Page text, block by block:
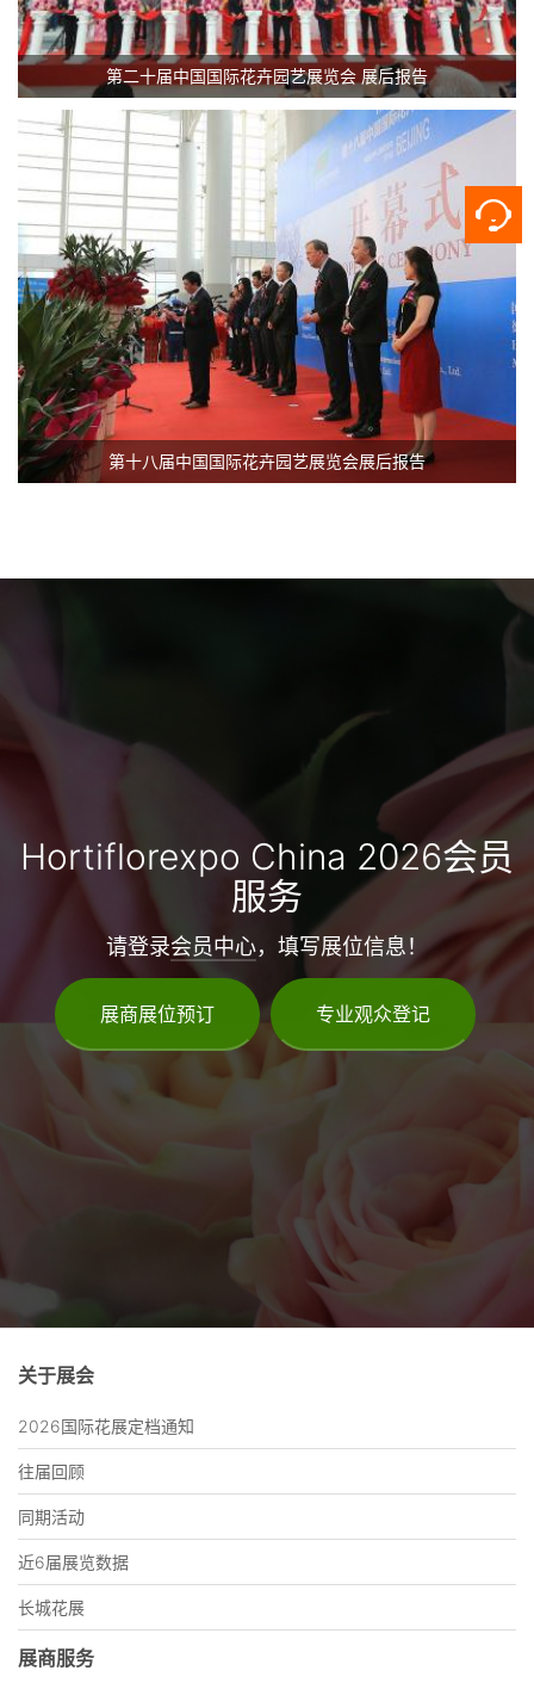
第二十届中国国际花卉园艺展览会 展后报告
第十八届中国国际花卉园艺展览会展后报告
Hortiflorexpo China 2026会员
服务
请登录会员中心，填写展位信息！
展商展位预订 专业观众登记
关于展会
2026国际花展定档通知
往届回顾
同期活动
近6届展览数据
长城花展
展商服务